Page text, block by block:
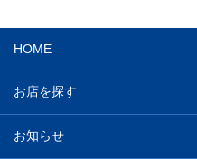
HOME
お店を探す
お知らせ